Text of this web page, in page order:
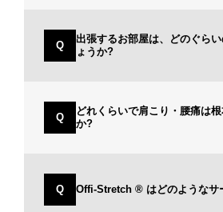
Q
出張するお部屋は、どのぐら
ょうか?
Q
どれくらいで肩こり・腰痛は
か?
Q Offi-Stretch ® はどのようなサ